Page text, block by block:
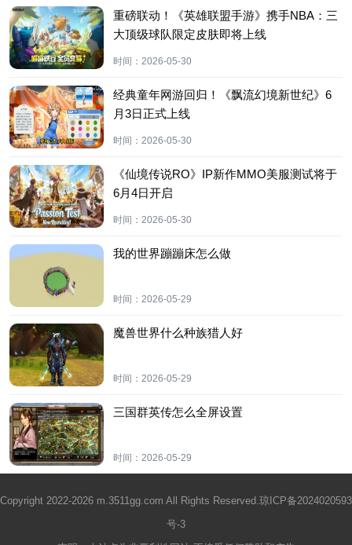
重磅联动！《英雄联盟手游》携手NBA：三
大顶级球队限定皮肤即将上线
时间： 2026-05-30
经典童年网游回归！《飘流幻境新世纪》6
月3日正式上线
时间： 2026-05-30
《仙境传说RO》IP新作MMO美服测试将于
6月4日开启
时间： 2026-05-30
我的世界蹦蹦床怎么做
时间： 2026-05-29
魔兽世界什么种族猎人好
时间： 2026-05-29
三国群英传怎么全屏设置
时间： 2026-05-29
Copyright 2022-2026 m.3511gg.com All Rights Reserved. 琼ICP备2024020593
号-3